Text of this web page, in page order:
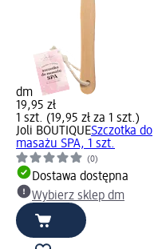
dm
19,95 zł
1 szt. (19,95 zł za 1 szt.)
Joli BOUTIQUESzczotka do
masażu SPA, 1 szt.
(0)
Dostawa dostępna
Wybierz sklep dm